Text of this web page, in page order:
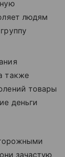
людям
также
товары
деньги
зачастую